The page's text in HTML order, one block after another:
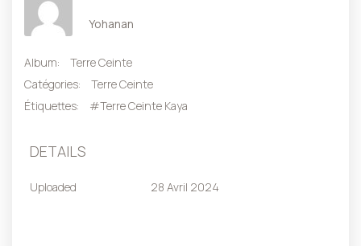
Yohanan
Album:
Terre Ceinte
Catégories:
Terre Ceinte
Étiquettes:
#Terre Ceinte Kaya
DETAILS
Uploaded 28 Avril 2024